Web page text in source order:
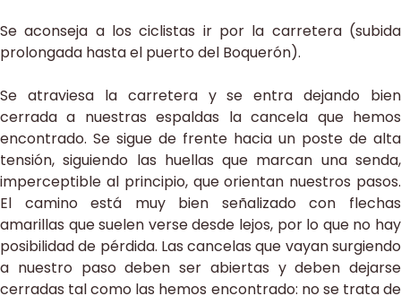
Se aconseja a los ciclistas ir por la carretera (subida
prolongada hasta el puerto del Boquerón).
Se atraviesa la carretera y se entra dejando bien
cerrada a nuestras espaldas la cancela que hemos
encontrado. Se sigue de frente hacia un poste de alta
tensión, siguiendo las huellas que marcan una senda,
imperceptible al principio, que orientan nuestros pasos.
El camino está muy bien señalizado con flechas
amarillas que suelen verse desde lejos, por lo que no hay
posibilidad de pérdida. Las cancelas que vayan surgiendo
a nuestro paso deben ser abiertas y deben dejarse
cerradas tal como las hemos encontrado: no se trata de